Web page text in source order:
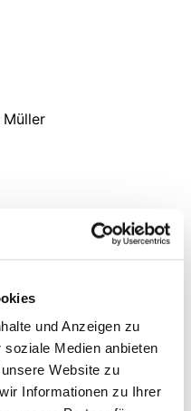
und Anzeigen zu
Medien anbieten
Website zu
Informationen zu Ihrer
und arbeitet als
Master Instructor für
Schweiz und Österreich.
an, um seine
In der Therapie nutzt er
Neurologie zur
und Stabilität zu
reduzieren. Als